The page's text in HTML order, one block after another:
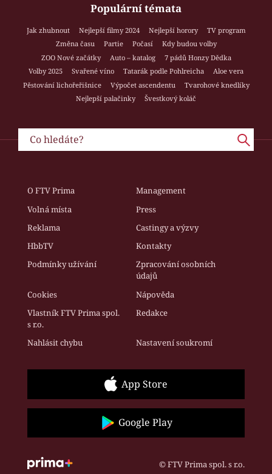
Populární témata
Jak zhubnout Nejlepší filmy 2024 Nejlepší horory
TV program
Změna času
Partie Počasí
Kdy budou volby
ZOO Nové začátky
Auto – katalog
7 pádů Honzy Dědka
Volby 2025
Svařené víno Tatarák podle Pohlreicha
Aloe vera
Pěstování lichořeřišnice
Výpočet ascendentu
Tvarohové knedlíky
Nejlepší palačinky
Švestkový koláč
O FTV Prima
Management
Volná místa
Press
Reklama
Castingy a výzvy
HbbTV
Kontakty
Podmínky užívání
Zpracování osobních
údajů
Cookies
Nápověda
Vlastník FTV Prima spol.
s r.o.
Redakce
Nahlásit chybu Nastavení soukromí
App Store
Google Play
© FTV Prima spol. s r.o.